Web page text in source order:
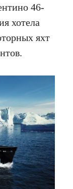
46-
хотела
яхт